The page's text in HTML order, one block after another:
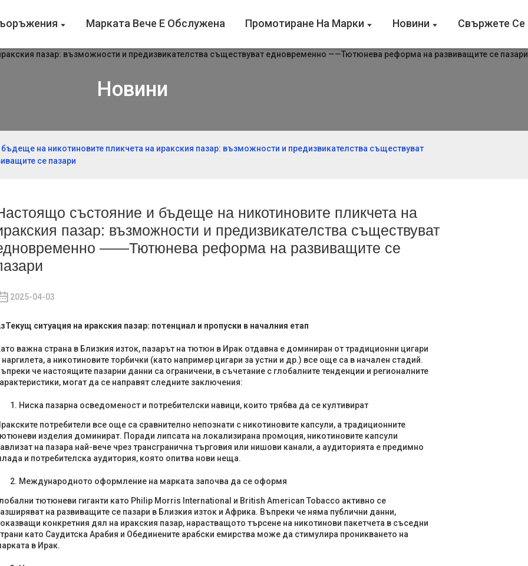
Марката Вече Е Обслужена Промотиране На Марки Новини Свържете Се
Новини
на никотиновите пликчета на иракския пазар: възможности и предизвикателства съществуват
се пазари
състояние и бъдеще на никотиновите пликчета на
пазар: възможности и предизвикателства съществуват
——Тютюнева реформа на развиващите се
2025-04-03
Текущ ситуация на иракския пазар: потенциал и пропуски в началния етап
важна страна в Близкия изток, пазарът на тютюн в Ирак отдавна е доминиран от традиционни цигари
наргилета, а никотиновите торбички (като например цигари за устни и др.) все още са в начален стадий.
че настоящите пазарни данни са ограничени, в съчетание с глобалните тенденции и регионалните
могат да се направят следните заключения:
Ниска пазарна осведоменост и потребителски навици, които трябва да се култивират
потребители все още са сравнително непознати с никотиновите капсули, а традиционните
изделия доминират. Поради липсата на локализирана промоция, никотиновите капсули
на пазара най-вече чрез трансгранична търговия или нишови канали, а аудиторията е предимно
и потребителска аудитория, която опитва нови неща.
Международното оформление на марката започва да се оформя
тютюневи гиганти като Philip Morris International и British American Tobacco активно се
на развиващите се пазари в Близкия изток и Африка. Въпреки че няма публични данни,
конкретния дял на иракския пазар, нарастващото търсене на никотинови пакетчета в съседни
като Саудитска Арабия и Обединените арабски емирства може да стимулира проникването на
в Ирак.